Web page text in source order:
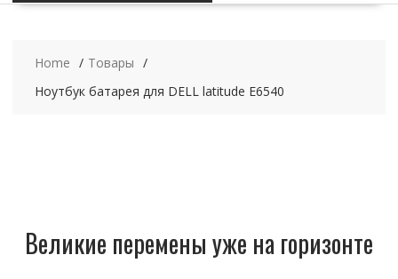
Home
Товары
Ноутбук батарея для DELL latitude E6540
Великие перемены уже на горизонте